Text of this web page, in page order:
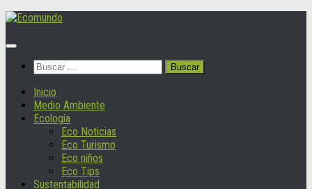
Saltar
contenido
Buscar:
Inicio
Medio Ambiente
Ecología
Eco Noticias
Eco Turismo
Eco niños
Eco Tips
Sustentabilidad